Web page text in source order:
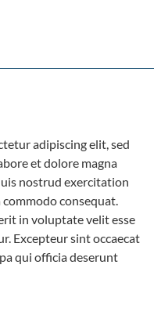
adipiscing elit, sed
et dolore magna
nostrud exercitation
consequat.
in voluptate velit esse
Excepteur sint occaecat
qui officia deserunt